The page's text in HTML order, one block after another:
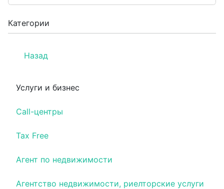
Категории
Назад
Услуги и бизнес
Call-центры
Tax Free
Агент по недвижимости
Агентство недвижимости, риелторские услуги